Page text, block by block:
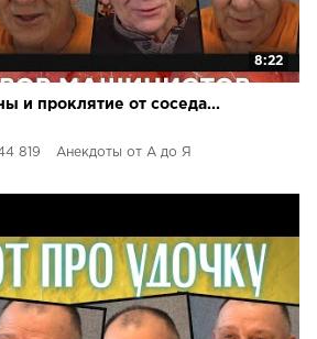
8:22
и проклятие от соседа...
819 Анекдоты от А до Я